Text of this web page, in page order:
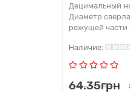
Децимальный
Диаметр
режущей части
64.35грн